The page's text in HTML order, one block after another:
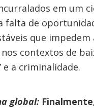
em um
falta de
que
contextos de
a criminalidade.
global: